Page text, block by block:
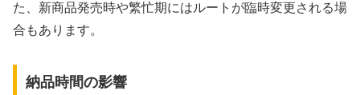
た、新商品発売時や繁忙期にはルートが臨時変更される場
合もあります。
納品時間の影響